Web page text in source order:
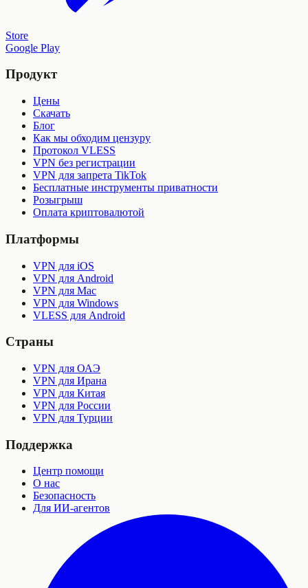
Store
Google Play
Продукт
Цены
Скачать
Блог
Как мы обходим цензуру
Протокол VLESS
VPN без регистрации
VPN для запрета TikTok
Бесплатные инструменты приватности
Розыгрыш
Оплата криптовалютой
Платформы
VPN для iOS
VPN для Android
VPN для Mac
VPN для Windows
VLESS для Android
Страны
VPN для ОАЭ
VPN для Ирана
VPN для Китая
VPN для России
VPN для Турции
Поддержка
Центр помощи
О нас
Безопасность
Для ИИ-агентов